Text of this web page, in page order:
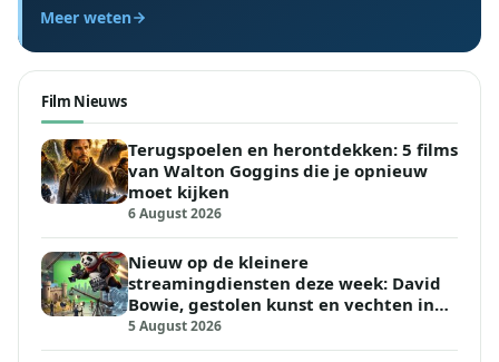
Meer weten
Film Nieuws
Terugspoelen en herontdekken: 5 films
van Walton Goggins die je opnieuw
moet kijken
6 August 2026
Nieuw op de kleinere
streamingdiensten deze week: David
Bowie, gestolen kunst en vechten in
de woestijn
5 August 2026